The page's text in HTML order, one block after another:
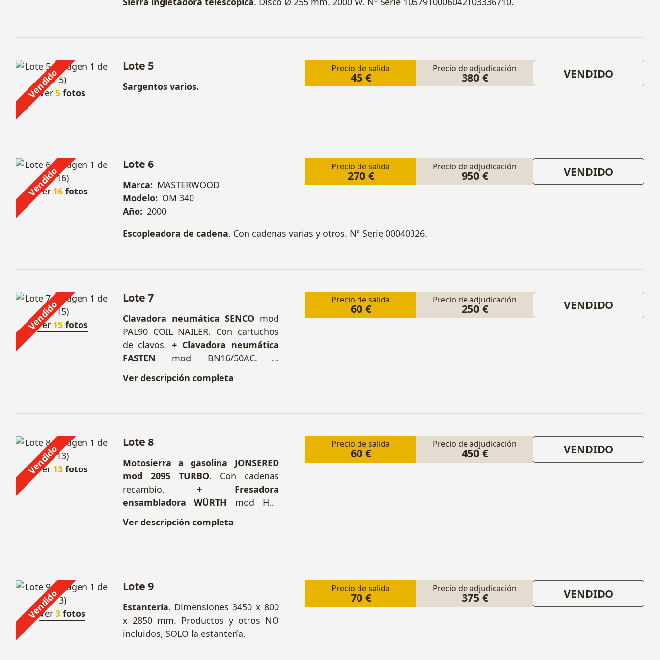
Vendido
Ver5 fotos
Precio de salida
45 €
Precio de adjudicación
380 € VENDIDO
Lote 5
Sargentos varios.
Vendido
Ver 16 fotos
Precio de salida
270 €
Precio de adjudicación
950 € VENDIDO
Lote 6
Marca: MASTERWOOD
Modelo: OM 340
Año: 2000
Escopleadora de cadena. Con cadenas varias y otros. Nº Serie 00040326.
Vendido
Ver 15 fotos
Precio de salida
60 €
Precio de adjudicación
250 € VENDIDO
Lote 7
Clavadora neumática SENCOmod
PAL90 COIL NAILER. Con cartuchos
de clavos. + Clavadora neumática
FASTEN mod BN16/50AC.+
Clavadoras neumáticas SENCO
unidades.+ Grapadora neumática
grapas.
Ver descripción completa
Vendido
Ver 13 fotos
Precio de salida
60 €
Precio de adjudicación
450 € VENDIDO
Lote 8
Motosierra a gasolina JONSERED
mod 2095 TURBO. Con cadenas
recambio. + Fresadora
ensambladora WÜRTH mod HVF
710-S
+ Lijadora banda VIRUTEX
mod AF 11. Con bandas recambio.
Ver descripción completa
Vendido
Ver3 fotos
Precio de salida
70 €
Precio de adjudicación
375 € VENDIDO
Lote 9
Estantería. Dimensiones 3450 x 800
x 2850 mm. Productos y otros NO
incluidos, SOLO la estantería.